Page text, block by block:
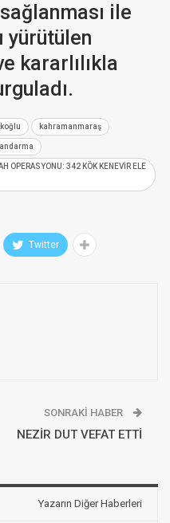
ile
yürütülen
kararlılıkla
kahramanmaraş
OPERASYONU: 342 KÖK KENEVİR ELE
Twitter
SONRAKI HABER
NEZİR DUT VEFAT ETTİ
Yazarın Diğer Haberleri